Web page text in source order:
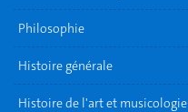
Philosophie
Histoire générale
Histoire de l'art et musicologie